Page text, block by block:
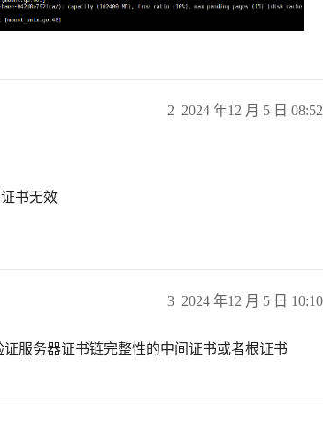
2024 年12 月 5 日 08:52
2
书无效
2024 年12 月 5 日 10:10
3
服务器证书链完整性的中间证书或者根证书